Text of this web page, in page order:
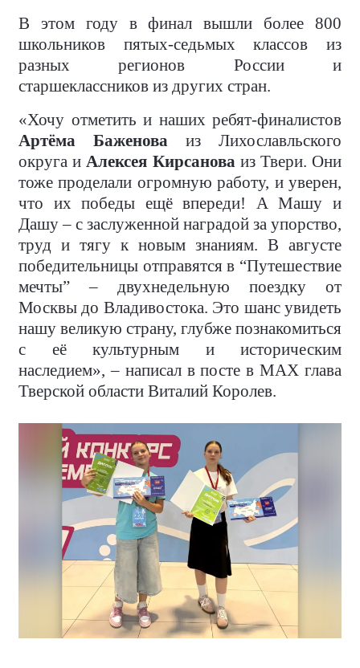
В этом году в финал вышли более 800
школьников пятых-седьмых классов из
разных регионов России и
старшеклассников из других стран.
«Хочу отметить и наших ребят-финалистов
Артёма Баженова из Лихославльского
округа и Алексея Кирсанова из Твери. Они
тоже проделали огромную работу, и уверен,
что их победы ещё впереди! А Машу и
Дашу – с заслуженной наградой за упорство,
труд и тягу к новым знаниям. В августе
победительницы отправятся в “Путешествие
мечты” – двухнедельную поездку от
Москвы до Владивостока. Это шанс увидеть
нашу великую страну, глубже познакомиться
с её культурным и историческим
наследием», – написал в посте в MAX глава
Тверской области Виталий Королев.